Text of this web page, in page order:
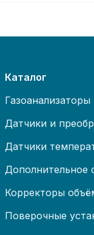
Каталог
Газоанализаторы
Датчики и
Датчики
Дополнительное
Корректоры
Поверочные